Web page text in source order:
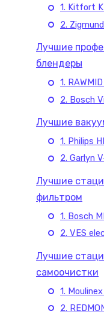
1. Kitfort
2.
Лучшие
блендеры
1.
2. Bosch
Лучшие
1. Philips
2. Garlyn
Лучшие
фильтром
1. Bosch
2. VES
Лучшие
самоочистки
1.
2.